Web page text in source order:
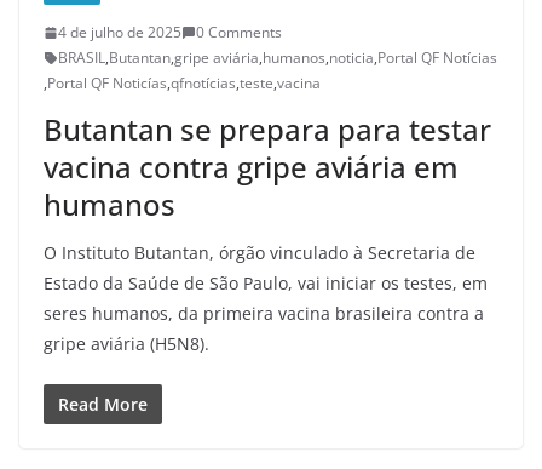
4 de julho de 2025
0 Comments
BRASIL,Butantan,gripe aviária,humanos,noticia,Portal QF Notícias
,Portal QF Noticías,qfnotícias,teste,vacina
Butantan se prepara para testar
vacina contra gripe aviária em
humanos
O Instituto Butantan, órgão vinculado à Secretaria de
Estado da Saúde de São Paulo, vai iniciar os testes, em
seres humanos, da primeira vacina brasileira contra a
gripe aviária (H5N8).
Read More